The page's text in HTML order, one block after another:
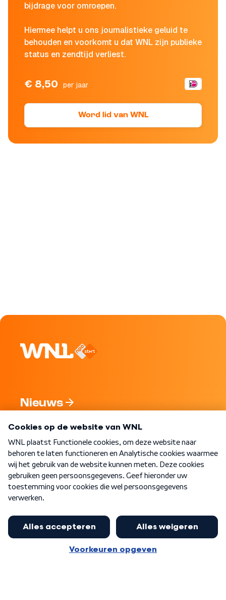
bijdrage voor omroepen.
Hiermee helpt u ons journalistieke geluid te
behouden en voorkomt u dat WNL zijn publieke
status en zendtijd verliest.
€ 8,50 per jaar
Word lid van WNL
Nieuws
Nieuwsbrief
Word Lid